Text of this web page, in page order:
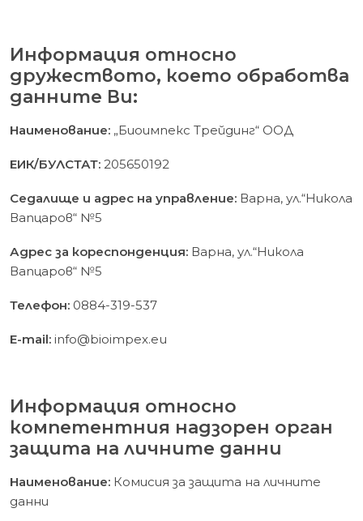
Информация относно
дружеството, което обработва
данните Ви:
Наименование: „Биоимпекс Трейдинг“ ООД
ЕИК/БУЛСТАТ: 205650192
Седалище и адрес на управление: Варна, ул.“Никола
Вапцаров“ №5
Адрес за кореспонденция: Варна, ул.“Никола
Вапцаров“ №5
Телефон: 0884-319-537
E-mail: info@bioimpex.eu
Информация относно
компетентния надзорен орган
защита на личните данни
Наименование: Комисия за защита на личните
данни